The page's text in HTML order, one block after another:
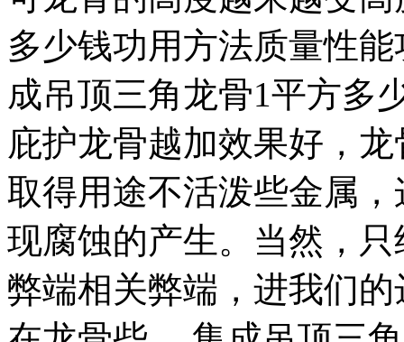
多少钱功用方法质量性
成吊顶三角龙骨1平方多
庇护龙骨越加效果好，
取得用途不活泼些金属
现腐蚀的产生。当然，
弊端相关弊端，进我们